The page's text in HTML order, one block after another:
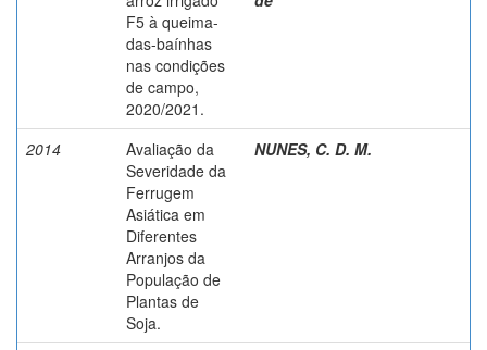
F5 à queima-
das-baínhas
nas condições
de campo,
2020/2021.
2014
Avaliação da
Severidade da
Ferrugem
Asiática em
Diferentes
Arranjos da
População de
Plantas de
Soja.
NUNES, C. D. M.